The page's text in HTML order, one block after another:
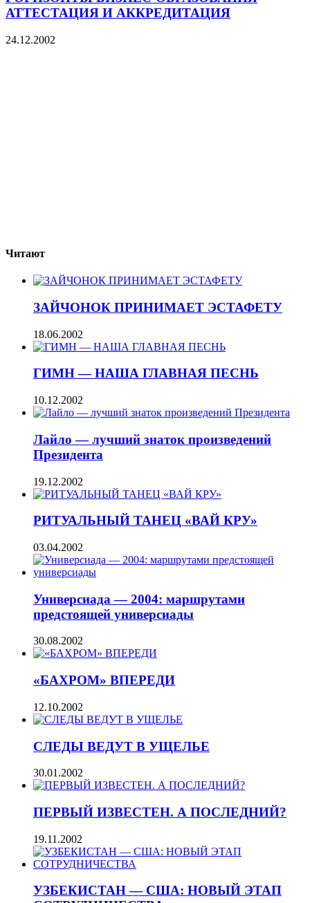
АТТЕСТАЦИЯ И АККРЕДИТАЦИЯ
24.12.2002
Читают
ЗАЙЧОНОК ПРИНИМАЕТ ЭСТАФЕТУ
18.06.2002
ГИМН — НАША ГЛАВНАЯ ПЕСНЬ
10.12.2002
Лайло — лучший знаток произведений
Президента
19.12.2002
РИТУАЛЬНЫЙ ТАНЕЦ «ВАЙ КРУ»
03.04.2002
Универсиада — 2004: маршрутами
предстоящей универсиады
30.08.2002
«БАХРОМ» ВПЕРЕДИ
12.10.2002
СЛЕДЫ ВЕДУТ В УЩЕЛЬЕ
30.01.2002
ПЕРВЫЙ ИЗВЕСТЕН. А ПОСЛЕДНИЙ?
19.11.2002
УЗБЕКИСТАН — США: НОВЫЙ ЭТАП